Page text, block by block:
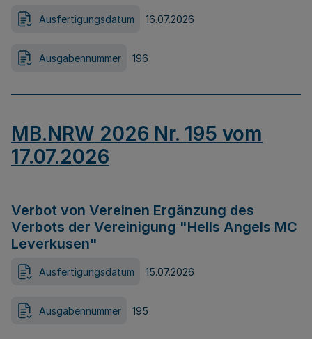
Ausfertigungsdatum 16.07.2026
Ausgabennummer 196
MB.NRW 2026 Nr. 195 vom
17.07.2026
Verbot von Vereinen Ergänzung des
Verbots der Vereinigung "Hells Angels MC
Leverkusen"
Ausfertigungsdatum 15.07.2026
Ausgabennummer 195